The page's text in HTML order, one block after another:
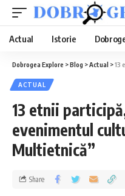
Actual Istorie
Dobrogea Explore >Blog >Actual >13
ACTUAL
13 etnii
evenimentul
Multietnică”
Share